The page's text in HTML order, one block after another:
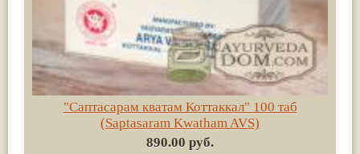
"Саптасарам кватам Коттаккал" 100 таб
(Saptasaram Kwatham AVS)
890.00 руб.